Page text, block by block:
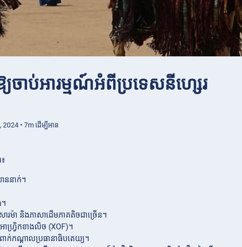
ចាប់អារម្មណ៍អំពីប្រទេសនីហ្សេរ
2024 • 7m ដើម្បីអាន
ននាក់។
។
រម៉ា និងភាសាដើមភាគតិចជាច្រើន។
ាហ្វ្រិកខាងលិច (XOF)។
ាក់កណ្តាលប្រធានាធិបតេយ្យ។